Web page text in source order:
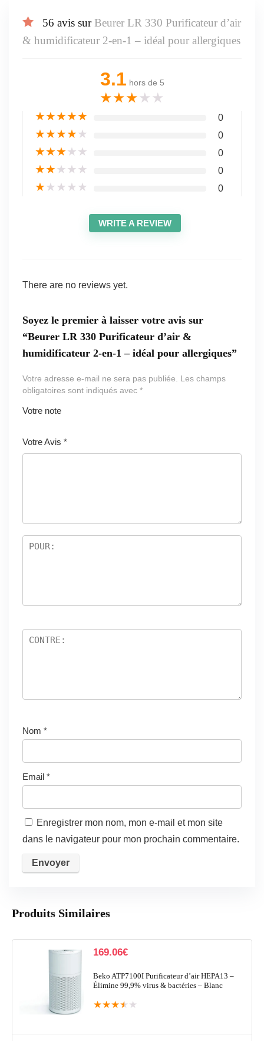
56 avis surBeurer LR 330 Purificateur d’air
& humidificateur 2-en-1 – idéal pour allergiques
3.1 hors de 5
★★★★ ★
★★★★★ 0
★★★★★ 0
★★★★★ 0
★★★★★ 0
★★★★★ 0
WRITE A REVIEW
There are no reviews yet.
Soyez le premier à laisser votre avis sur
“Beurer LR 330 Purificateur d’air &
humidificateur 2-en-1 – idéal pour allergiques”
Votre adresse e-mail ne sera pas publiée. Les champs
obligatoires sont indiqués avec *
Votre note
oi
s
5
Votre Avis *
Nom *
Email *
Enregistrer mon nom, mon e-mail et mon site
dans le navigateur pour mon prochain commentaire.
Produits Similaires
169.06€
Beko ATP7100I Purificateur d’air HEPA13 –
Élimine 99,9% virus & bactéries – Blanc
★★★★ ★